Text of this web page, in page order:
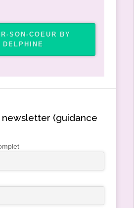
SON-COEUR BY
DELPHINE
newsletter (guidance